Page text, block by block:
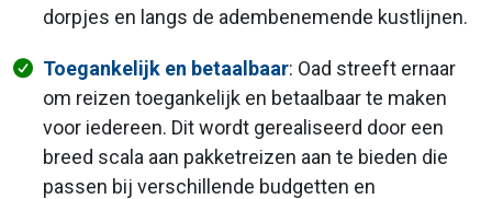
dorpjes en langs de adembenemende kustlijnen.
Toegankelijk en betaalbaar: Oad streeft ernaar
om reizen toegankelijk en betaalbaar te maken
voor iedereen. Dit wordt gerealiseerd door een
breed scala aan pakketreizen aan te bieden die
passen bij verschillende budgetten en